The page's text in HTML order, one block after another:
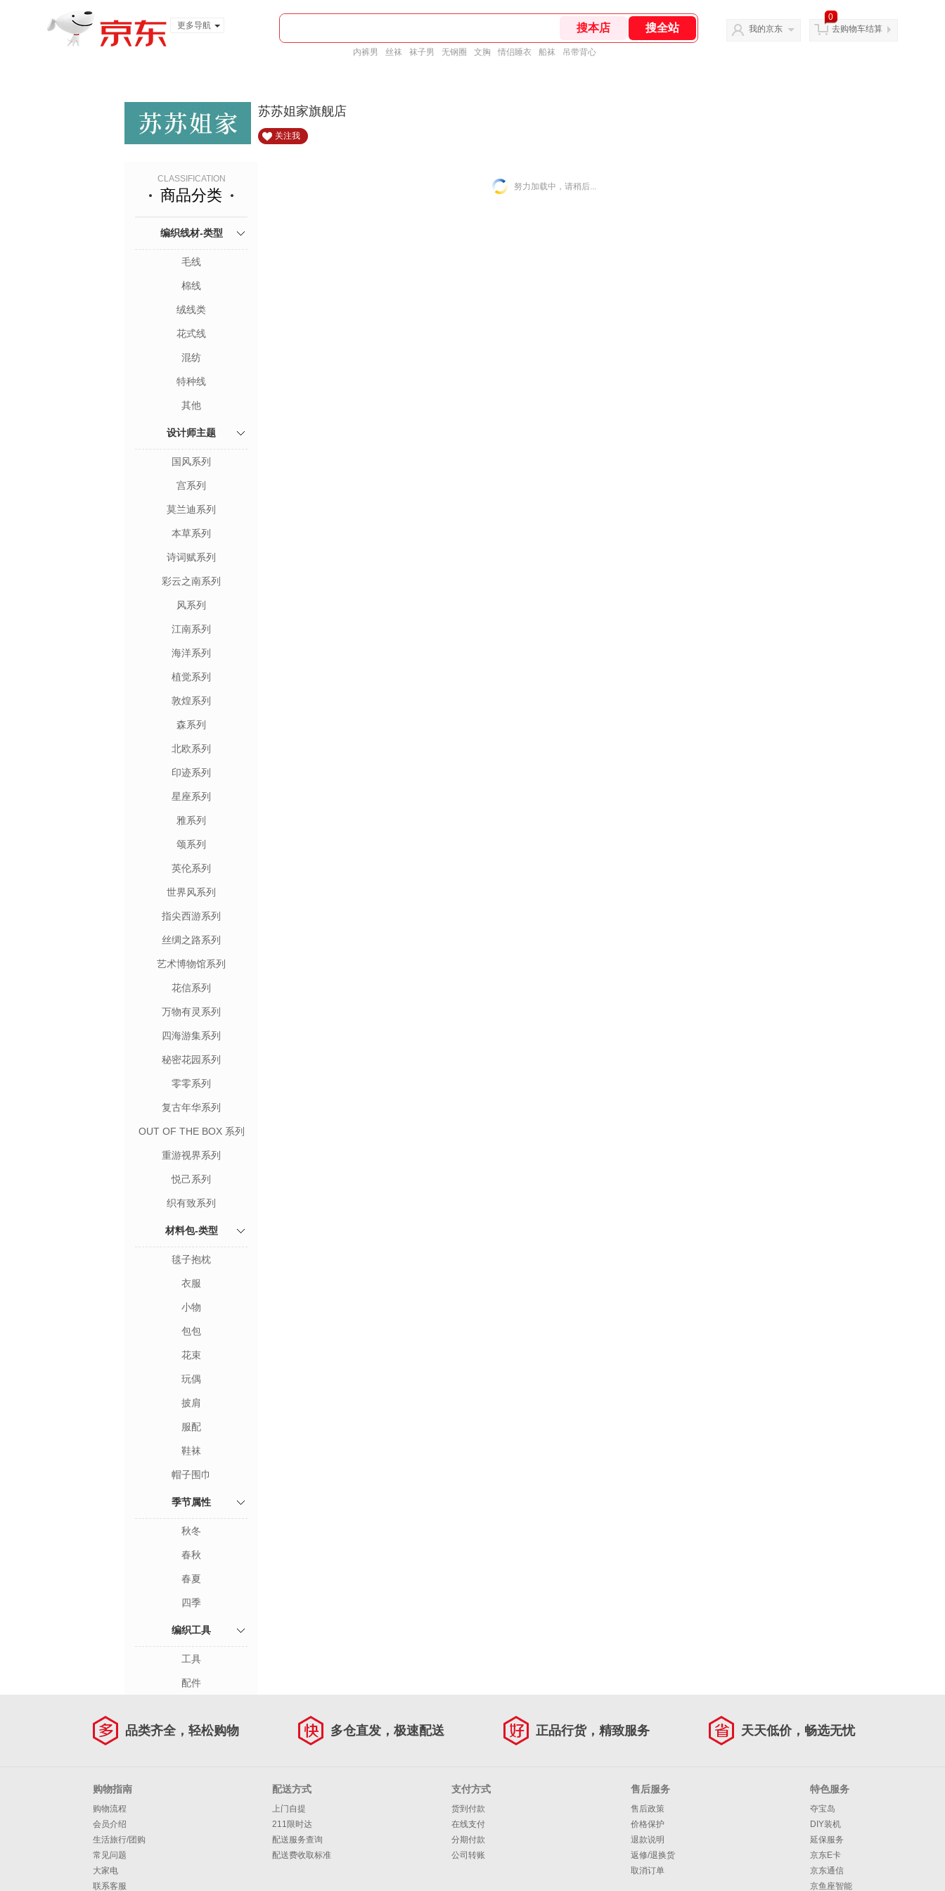
更多导航
内裤男 丝袜 袜子男 无钢圈 文胸 情侣睡衣 船袜 吊带背心
我的京东
0
去购物车结算
苏苏姐家旗舰店
关注我
CLASSIFICATION
商品分类
编织线材-类型
毛线
棉线
绒线类
花式线
混纺
特种线
其他
设计师主题
国风系列
宫系列
莫兰迪系列
本草系列
诗词赋系列
彩云之南系列
风系列
江南系列
海洋系列
植觉系列
敦煌系列
森系列
北欧系列
印迹系列
星座系列
雅系列
颂系列
英伦系列
世界风系列
指尖西游系列
丝绸之路系列
艺术博物馆系列
花信系列
万物有灵系列
四海游集系列
秘密花园系列
零零系列
复古年华系列
OUT OF THE BOX 系列
重游视界系列
悦己系列
织有致系列
材料包-类型
毯子抱枕
衣服
小物
包包
花束
玩偶
披肩
服配
鞋袜
帽子围巾
季节属性
秋冬
春秋
春夏
四季
编织工具
工具
配件
努力加载中，请稍后...
品类齐全，轻松购物 多仓直发，极速配送 正品行货，精致服务 天天低价，畅选无忧
购物指南
购物流程
会员介绍
生活旅行/团购
常见问题
大家电
联系客服
配送方式
上门自提
211限时达
配送服务查询
配送费收取标准
支付方式
货到付款
在线支付
分期付款
公司转账
售后服务
售后政策
价格保护
退款说明
返修/退换货
取消订单
特色服务
夺宝岛
DIY装机
延保服务
京东E卡
京东通信
京鱼座智能